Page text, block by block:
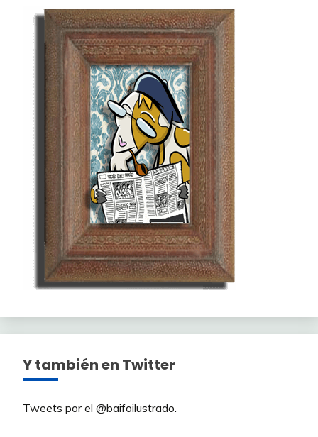
Y también en Twitter
Tweets por el @baifoilustrado.